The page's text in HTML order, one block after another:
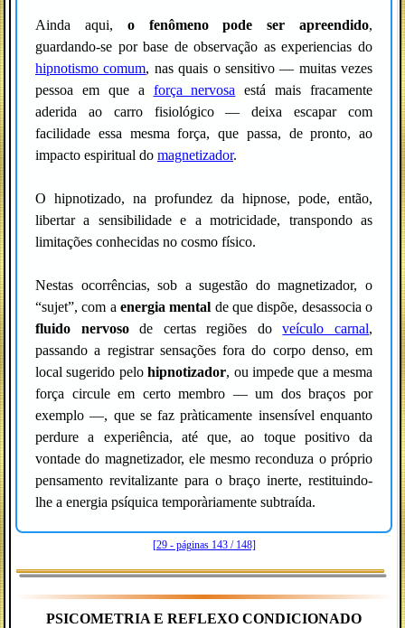
Ainda aqui, o fenômeno pode ser apreendido,
guardando-se por base de observação as experiencias do
hipnotismo comum, nas quais o sensitivo — muitas vezes
pessoa em que a força nervosa está mais fracamente
aderida ao carro fisiológico — deixa escapar com
facilidade essa mesma força, que passa, de pronto, ao
impacto espiritual do magnetizador.
O hipnotizado, na profundez da hipnose, pode, então,
libertar a sensibilidade e a motricidade, transpondo as
limitações conhecidas no cosmo físico.
Nestas ocorrências, sob a sugestão do magnetizador, o
“sujet”, com a energia mental de que dispõe, desassocia o
fluido nervosode certas regiões doveículo carnal,
passando a registrar sensações fora do corpo denso, em
local sugerido pelohipnotizador, ou impede que a mesma
força circule em certo membro — um dos braços por
exemplo —, que se faz pràticamente insensível enquanto
perdure a experiência, até que, ao toque positivo da
vontade do magnetizador, ele mesmo reconduza o próprio
pensamento revitalizante para o braço inerte, restituindo-
lhe a energia psíquica temporàriamente subtraída.
[29 - páginas 143 / 148]
PSICOMETRIA E REFLEXO CONDICIONADO